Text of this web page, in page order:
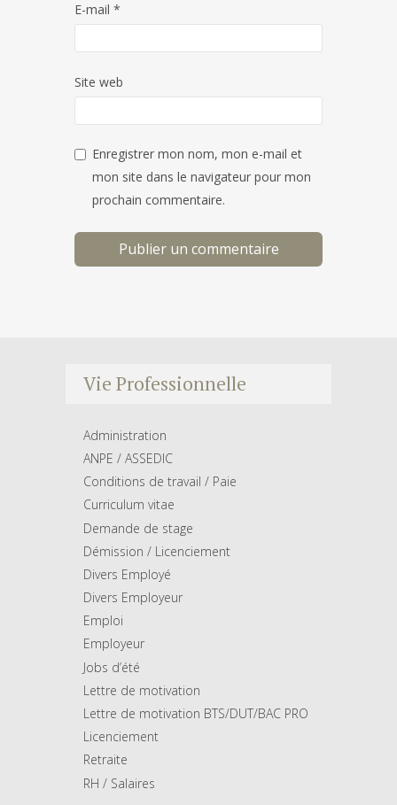
E-mail *
Site web
Enregistrer mon nom, mon e-mail et
mon site dans le navigateur pour mon
prochain commentaire.
Vie Professionnelle
Administration
ANPE / ASSEDIC
Conditions de travail / Paie
Curriculum vitae
Demande de stage
Démission / Licenciement
Divers Employé
Divers Employeur
Emploi
Employeur
Jobs d’été
Lettre de motivation
Lettre de motivation BTS/DUT/BAC PRO
Licenciement
Retraite
RH / Salaires